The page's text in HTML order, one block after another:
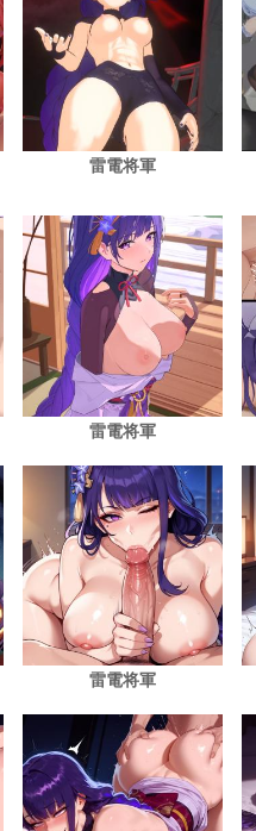
雷電将軍
雷電将軍
雷電将軍